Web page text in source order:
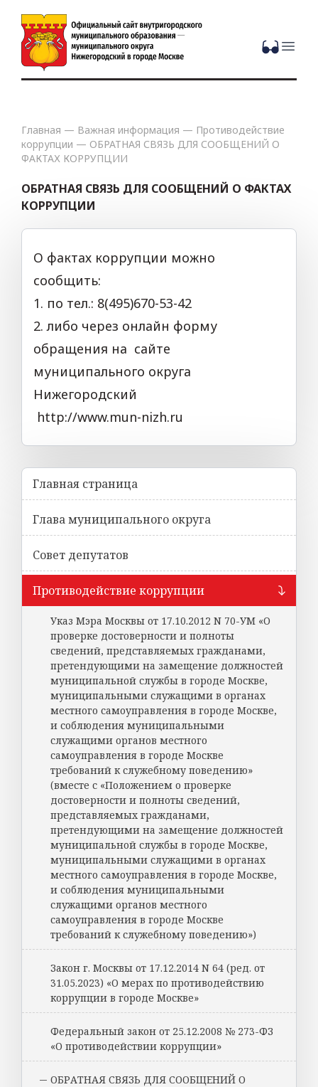
Главная — Важная информация — Противодействие
коррупции — ОБРАТНАЯ СВЯЗЬ ДЛЯ СООБЩЕНИЙ О
ФАКТАХ КОРРУПЦИИ
ОБРАТНАЯ СВЯЗЬ ДЛЯ СООБЩЕНИЙ О ФАКТАХ
КОРРУПЦИИ
О фактах коррупции можно
сообщить:
1. по тел.: 8(495)670-53-42
2. либо через онлайн форму
обращения на сайте
муниципального округа
Нижегородский
http://www.mun-nizh.ru
Главная страница
Глава муниципального округа
Совет депутатов
Противодействие коррупции
Указ Мэра Москвы от 17.10.2012 N 70-УМ «О
проверке достоверности и полноты
сведений, представляемых гражданами,
претендующими на замещение должностей
муниципальной службы в городе Москве,
муниципальными служащими в органах
местного самоуправления в городе Москве,
и соблюдения муниципальными
служащими органов местного
самоуправления в городе Москве
требований к служебному поведению»
(вместе с «Положением о проверке
достоверности и полноты сведений,
представляемых гражданами,
претендующими на замещение должностей
муниципальной службы в городе Москве,
муниципальными служащими в органах
местного самоуправления в городе Москве,
и соблюдения муниципальными
служащими органов местного
самоуправления в городе Москве
требований к служебному поведению»)
Закон г. Москвы от 17.12.2014 N 64 (ред. от
31.05.2023) «О мерах по противодействию
коррупции в городе Москве»
Федеральный закон от 25.12.2008 № 273-ФЗ
«О противодействии коррупции»
ОБРАТНАЯ СВЯЗЬ ДЛЯ СООБЩЕНИЙ О